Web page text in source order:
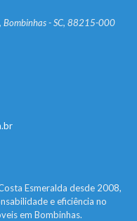
Bombinhas - SC, 88215-000
Esmeralda desde 2008,
e eficiência no
em Bombinhas.